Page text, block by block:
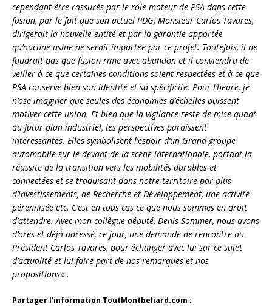
cependant être rassurés par le rôle moteur de PSA dans cette
fusion, par le fait que son actuel PDG, Monsieur Carlos Tavares,
dirigerait la nouvelle entité et par la garantie apportée
qu’aucune usine ne serait impactée par ce projet. Toutefois, il ne
faudrait pas que fusion rime avec abandon et il conviendra de
veiller à ce que certaines conditions soient respectées et à ce que
PSA conserve bien son identité et sa spécificité. Pour l’heure, je
n’ose imaginer que seules des économies d’échelles puissent
motiver cette union. Et bien que la vigilance reste de mise quant
au futur plan industriel, les perspectives paraissent
intéressantes. Elles symbolisent l’espoir d’un Grand groupe
automobile sur le devant de la scène internationale, portant la
réussite de la transition vers les mobilités durables et
connectées et se traduisant dans notre territoire par plus
d’investissements, de Recherche et Développement, une activité
pérennisée etc. C’est en tous cas ce que nous sommes en droit
d’attendre. Avec mon collègue député, Denis Sommer, nous avons
d’ores et déjà adressé, ce jour, une demande de rencontre au
Président Carlos Tavares, pour échanger avec lui sur ce sujet
d’actualité et lui faire part de nos remarques et nos
propositions« .
Partager l'information ToutMontbeliard.com :